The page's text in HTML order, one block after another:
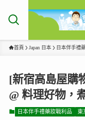
首頁 Japan 日本 日本伴手禮
[新宿高島屋購
@ 料理好物，
日本伴手禮藥妝戰利品 東